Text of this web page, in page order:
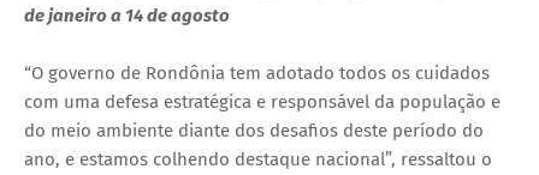
de janeiro a 14 de agosto
“O governo de Rondônia tem adotado todos os cuidados
com uma defesa estratégica e responsável da população e
do meio ambiente diante dos desafios deste período do
ano, e estamos colhendo destaque nacional”, ressaltou o